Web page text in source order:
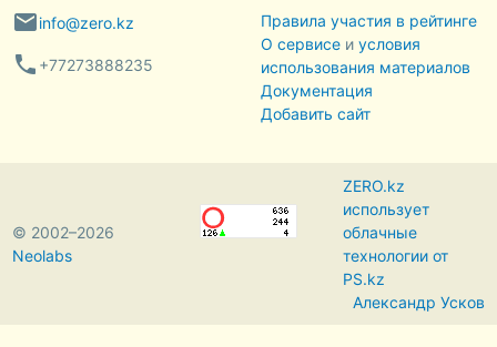
emailinfo@zero.kz
phone +77273888235
Правила участия в рейтинге
О сервисеи условия
использования материалов
Документация
Добавить сайт
© 2002–2026
Neolabs
ZERO.kz
использует
облачные
технологии от
PS.kz
Александр Усков